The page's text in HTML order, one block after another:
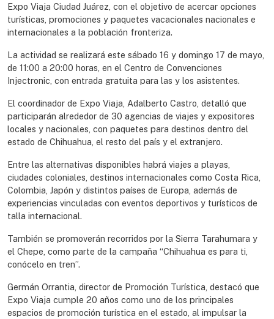
Expo Viaja Ciudad Juárez, con el objetivo de acercar opciones
turísticas, promociones y paquetes vacacionales nacionales e
internacionales a la población fronteriza.
La actividad se realizará este sábado 16 y domingo 17 de mayo,
de 11:00 a 20:00 horas, en el Centro de Convenciones
Injectronic, con entrada gratuita para las y los asistentes.
El coordinador de Expo Viaja, Adalberto Castro, detalló que
participarán alrededor de 30 agencias de viajes y expositores
locales y nacionales, con paquetes para destinos dentro del
estado de Chihuahua, el resto del país y el extranjero.
Entre las alternativas disponibles habrá viajes a playas,
ciudades coloniales, destinos internacionales como Costa Rica,
Colombia, Japón y distintos países de Europa, además de
experiencias vinculadas con eventos deportivos y turísticos de
talla internacional.
También se promoverán recorridos por la Sierra Tarahumara y
el Chepe, como parte de la campaña “Chihuahua es para ti,
conócelo en tren”.
Germán Orrantia, director de Promoción Turística, destacó que
Expo Viaja cumple 20 años como uno de los principales
espacios de promoción turística en el estado, al impulsar la